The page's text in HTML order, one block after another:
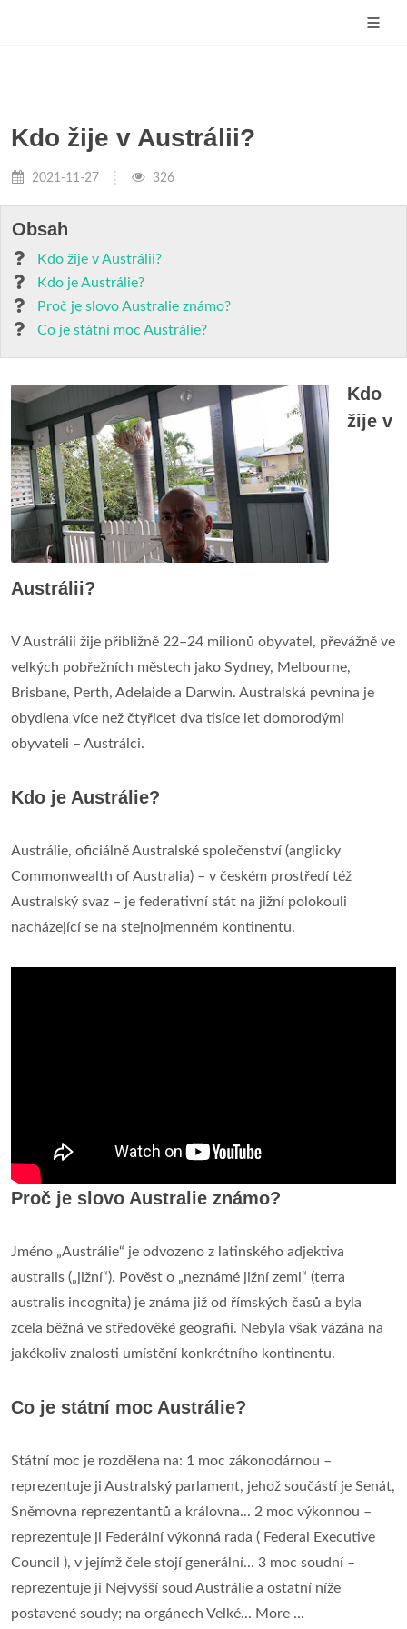
Kdo žije v Austrálii?
2021-11-27 326
Obsah
Kdo žije v Austrálii?
Kdo je Austrálie?
Proč je slovo Australie známo?
Co je státní moc Austrálie?
Kdo
žije v
Austrálii?
V Austrálii žije přibližně 22–24 milionů obyvatel, převážně ve
velkých pobřežních městech jako Sydney, Melbourne,
Brisbane, Perth, Adelaide a Darwin. Australská pevnina je
obydlena více než čtyřicet dva tisíce let domorodými
obyvateli – Austrálci.
Kdo je Austrálie?
Austrálie, oficiálně Australské společenství (anglicky
Commonwealth of Australia) – v českém prostředí též
Australský svaz – je federativní stát na jižní polokouli
nacházející se na stejnojmenném kontinentu.
Proč je slovo Australie známo?
Jméno „Austrálie“ je odvozeno z latinského adjektiva
australis („jižní“). Pověst o „neznámé jižní zemi“ (terra
australis incognita) je známa již od římských časů a byla
zcela běžná ve středověké geografii. Nebyla však vázána na
jakékoliv znalosti umístění konkrétního kontinentu.
Co je státní moc Austrálie?
Státní moc je rozdělena na: 1 moc zákonodárnou –
reprezentuje ji Australský parlament, jehož součástí je Senát,
Sněmovna reprezentantů a královna... 2 moc výkonnou –
reprezentuje ji Federální výkonná rada ( Federal Executive
Council ), v jejímž čele stojí generální... 3 moc soudní –
reprezentuje ji Nejvyšší soud Austrálie a ostatní níže
postavené soudy; na orgánech Velké... More ...